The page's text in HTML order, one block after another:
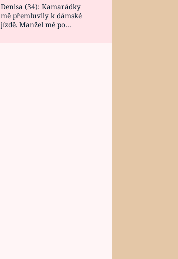
Denisa (34): Kamarádky
mě přemluvily k dámské
jízdě. Manžel mě po